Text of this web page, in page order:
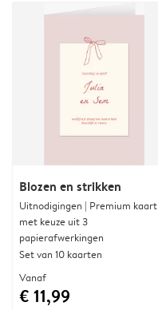
Blozen en strikken
Uitnodigingen | Premium kaart
met keuze uit 3
papierafwerkingen
Set van 10 kaarten
Vanaf
€ 11,99